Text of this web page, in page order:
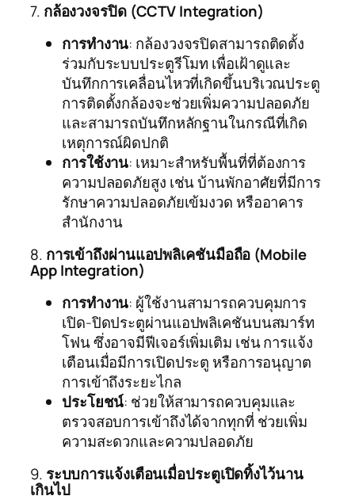
7. กล้องวงจรปิด (CCTV Integration)
การทำงาน: กล้องวงจรปิดสามารถติดตั้ง
ร่วมกับระบบประตูรีโมท เพื่อเฝ้าดูและ
บันทึกการเคลื่อนไหวที่เกิดขึ้นบริเวณประตู
การติดตั้งกล้องจะช่วยเพิ่มความปลอดภัย
และสามารถบันทึกหลักฐานในกรณีที่เกิด
เหตุการณ์ผิดปกติ
การใช้งาน: เหมาะสำหรับพื้นที่ที่ต้องการ
ความปลอดภัยสูง เช่น บ้านพักอาศัยที่มีการ
รักษาความปลอดภัยเข้มงวด หรืออาคาร
สำนักงาน
8. การเข้าถึงผ่านแอปพลิเคชันมือถือ (Mobile
App Integration)
การทำงาน: ผู้ใช้งานสามารถควบคุมการ
เปิด-ปิดประตูผ่านแอปพลิเคชันบนสมาร์ท
โฟน ซึ่งอาจมีฟีเจอร์เพิ่มเติม เช่น การแจ้ง
เตือนเมื่อมีการเปิดประตู หรือการอนุญาต
การเข้าถึงระยะไกล
ประโยชน์: ช่วยให้สามารถควบคุมและ
ตรวจสอบการเข้าถึงได้จากทุกที่ ช่วยเพิ่ม
ความสะดวกและความปลอดภัย
9. ระบบการแจ้งเตือนเมื่อประตูเปิดทิ้งไว้นาน
เกินไป